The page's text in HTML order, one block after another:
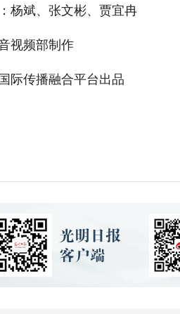
杨斌、张文彬、贾宜冉
视频部制作
际传播融合平台出品